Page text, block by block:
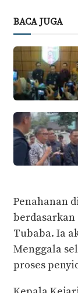
BACA JUGA
Penahanan
Tubaba. Ia
Menggala
proses